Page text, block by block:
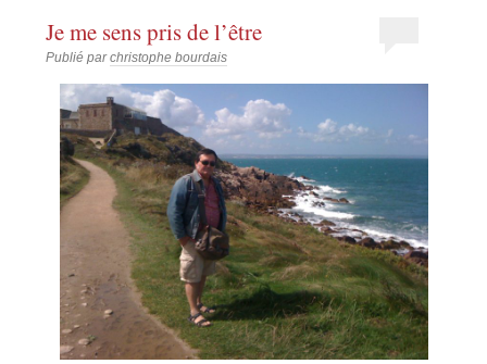
Je me sens pris de l’être
Publié parchristophe bourdais